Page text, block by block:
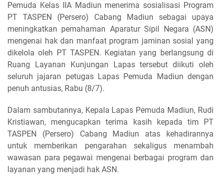
Pemuda Kelas IIA Madiun menerima sosialisasi Program
PT TASPEN (Persero) Cabang Madiun sebagai upaya
meningkatkan pemahaman Aparatur Sipil Negara (ASN)
mengenai hak dan manfaat program jaminan sosial yang
dikelola oleh PT TASPEN. Kegiatan yang berlangsung di
Ruang Layanan Kunjungan Lapas tersebut diikuti oleh
seluruh jajaran petugas Lapas Pemuda Madiun dengan
penuh antusias, Rabu (8/7).
Dalam sambutannya, Kepala Lapas Pemuda Madiun, Rudi
Kristiawan, mengucapkan terima kasih kepada tim PT
TASPEN (Persero) Cabang Madiun atas kehadirannya
untuk memberikan pengarahan sekaligus menambah
wawasan para pegawai mengenai berbagai program dan
layanan yang menjadi hak ASN.